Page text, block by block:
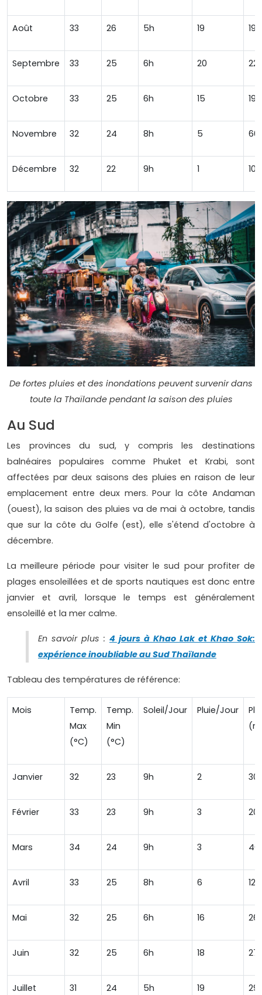
Août 33 26 5h 19 190
Septembre 33 25 6h 20
Octobre 33 25 6h 15 190
Novembre 32 24 8h 5 60
Décembre 32 22 9h 1 10
De fortes pluies et des inondations peuvent survenir dans
toute la Thaïlande pendant la saison des pluies
Au Sud
Les provinces du sud, y compris les destinations
balnéaires populaires comme Phuket et Krabi, sont
affectées par deux saisons des pluies en raison de leur
emplacement entre deux mers. Pour la côte Andaman
(ouest), la saison des pluies va de mai à octobre, tandis
que sur la côte du Golfe (est), elle s'étend d'octobre à
décembre.
La meilleure période pour visiter le sud pour profiter de
plages ensoleillées et de sports nautiques est donc entre
janvier et avril, lorsque le temps est généralement
ensoleillé et la mer calme.
En savoir plus : 4 jours à Khao Lak et Khao Sok:
expérience inoubliable au Sud Thaïlande
Tableau des températures de référence:
Mois
Temp.
Max
(°C)
Temp.
Min
(°C)
Soleil/Jour Pluie/Jour
Janvier 32 23 9h 2 30
Février 33 23 9h 3 20
Mars 34 24 9h 3 40
Avril 33 25 8h 6 120
Mai 32 25 6h 16
Juin 32 25 6h 18
Juillet 31 24 5h 19